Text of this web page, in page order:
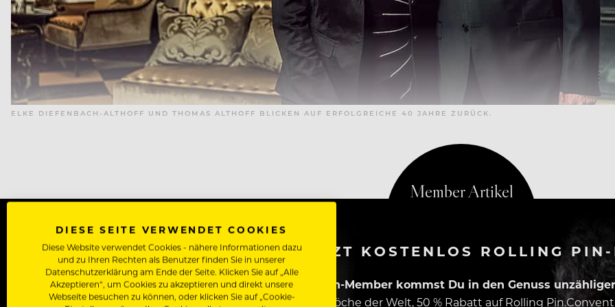
ELKE DIEFENBACH-ALTHOFF UND THOMAS ALTHOFF BLICKEN AUF ERFOLGREICHE 40 JAHRE ZURÜCK.
WERDE JETZT KOSTENLOS ROLLING
Als Rolling Pin-Member kommst Du in den Genuss
Zugriff auf alle Artikel, Videos & Masterclasses der besten Köche der Welt, 50 % Rabatt auf Rolling
DIESE SEITE VERWENDET COOKIES
Diese Website verwendet Cookies - nähere Informationen dazu
und zu Ihren Rechten als Benutzer finden Sie in unserer
Datenschutzerklärung am Ende der Seite. Klicken Sie auf „Alle
Akzeptieren“, um Cookies zu akzeptieren und direkt unsere
Webseite besuchen zu können, oder klicken Sie auf „Cookie-